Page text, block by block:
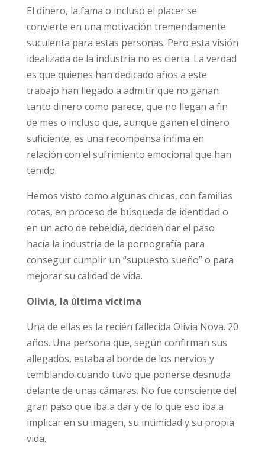
El dinero, la fama o incluso el placer se
convierte en una motivación tremendamente
suculenta para estas personas. Pero esta visión
idealizada de la industria no es cierta. La verdad
es que quienes han dedicado años a este
trabajo han llegado a admitir que no ganan
tanto dinero como parece, que no llegan a fin
de mes o incluso que, aunque ganen el dinero
suficiente, es una recompensa ínfima en
relación con el sufrimiento emocional que han
tenido.
Hemos visto como algunas chicas, con familias
rotas, en proceso de búsqueda de identidad o
en un acto de rebeldía, deciden dar el paso
hacía la industria de la pornografía para
conseguir cumplir un “supuesto sueño” o para
mejorar su calidad de vida.
Olivia, la última víctima
Una de ellas es la recién fallecida Olivia Nova. 20
años. Una persona que, según confirman sus
allegados, estaba al borde de los nervios y
temblando cuando tuvo que ponerse desnuda
delante de unas cámaras. No fue consciente del
gran paso que iba a dar y de lo que eso iba a
implicar en su imagen, su intimidad y su propia
vida.